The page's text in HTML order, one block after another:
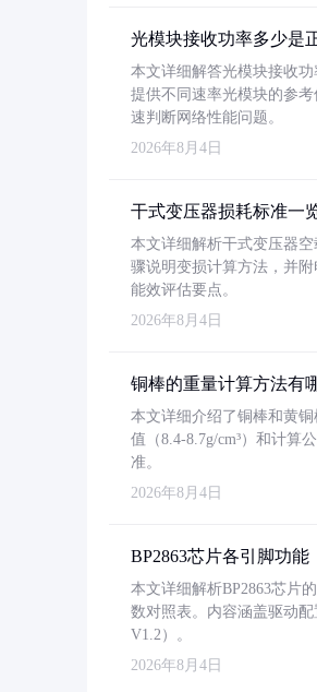
光模块接收功率多少是
本文详细解答光模块接收
提供不同速率光模块的参
速判断网络性能问题。
2026年8月4日
干式变压器损耗标准一
本文详细解析干式变压器
骤说明变损计算方法，并
能效评估要点。
2026年8月4日
铜棒的重量计算方法有
本文详细介绍了铜棒和黄
值（8.4-8.7g/cm³）和计算
准。
2026年8月4日
BP2863芯片各引脚功能
本文详细解析BP2863芯片
数对照表。内容涵盖驱动
V1.2）。
2026年8月4日